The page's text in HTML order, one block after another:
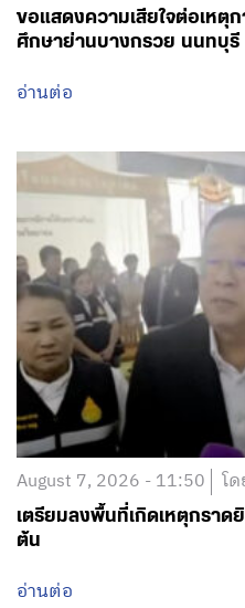
ขอแสดงความเสียใจต่อเหตุ
ศึกษาย่านบางกรวย นนทบุรี
อ่านต่อ
August 7, 2026 - 11:50 โ
เตรียมลงพื้นที่เกิดเหตุกรา
ต้น
อ่านต่อ